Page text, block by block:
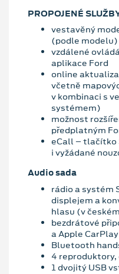
PROPOJENÉ
vestavěný
(podle modelu)
vzdálené
aplikace Ford
online
včetně
v kombinaci s
systémem)
možnost
předplatným
eCall – tlačítko
i vyžádané
Audio sada
rádio a systém
displejem a
hlasu (v
bezdrátové
a Apple CarPlay
Bluetooth
4
1 dvojitý USB